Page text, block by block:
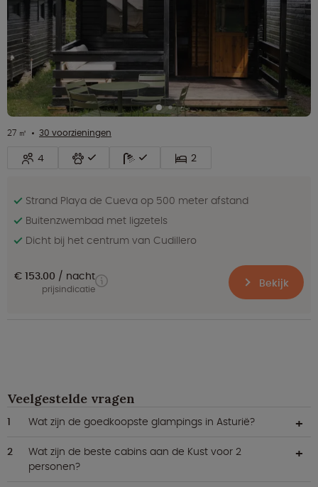
27 ㎡ 30 voorzieningen
4 2
Strand Playa de Cueva op 500 meter afstand
Buitenzwembad met ligzetels
Dicht bij het centrum van Cudillero
€ 153.00 nacht
prijsindicatie Bekijk
Veelgestelde vragen
Wat zijn de goedkoopste glampings in Asturië?
Wat zijn de beste cabins aan de Kust voor 2
personen?